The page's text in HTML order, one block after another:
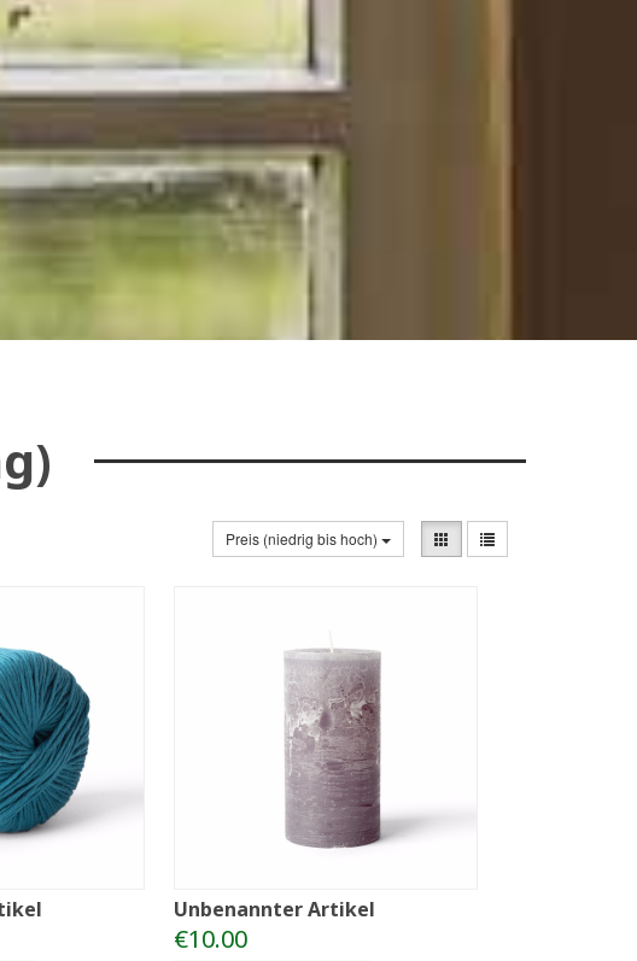
Preis (niedrig bis hoch)
Unbenannter Artikel
€10.00